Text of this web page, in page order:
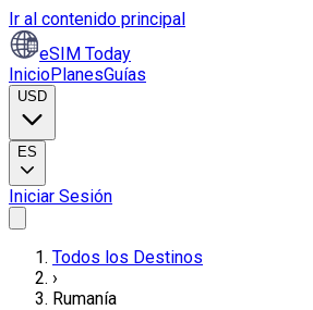
Ir al contenido principal
eSIM Today
InicioPlanesGuías
USD
ES
Iniciar Sesión
Todos los Destinos
›
Rumanía